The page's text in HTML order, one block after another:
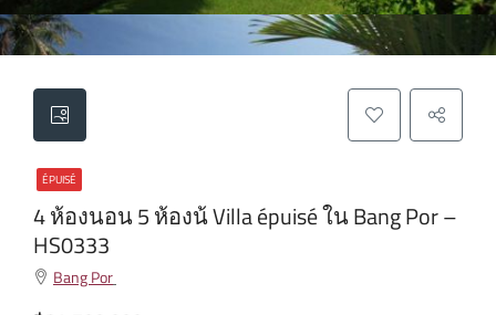
ÉPUISÉ
4 ห้องนอน 5 ห้องน้ Villa épuisé ใน Bang Por –
HS0333
Bang Por